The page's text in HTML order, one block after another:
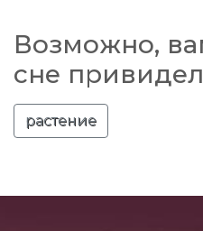
Возможно,
сне
растение